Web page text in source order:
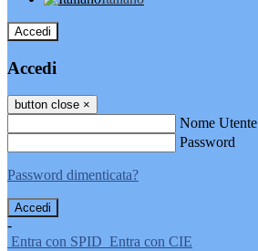
Accedi
Accedi
button close ×
Nome Utente
Password
Password dimenticata?
-
Entra con SPID Entra con CIE